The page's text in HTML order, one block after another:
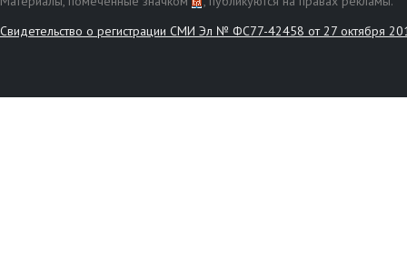
Свидетельство о регистрации СМИ Эл № ФС77-42458 от 27 октября